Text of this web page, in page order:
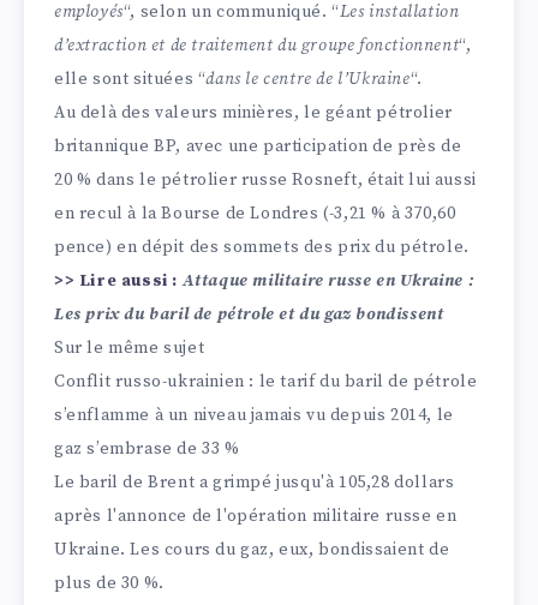
employés“, selon un communiqué. “Les installation
d’extraction et de traitement du groupe fonctionnent“,
elle sont situées “dans le centre de l’Ukraine“.
Au delà des valeurs minières, le géant pétrolier
britannique BP, avec une participation de près de
20 % dans le pétrolier russe Rosneft, était lui aussi
en recul à la Bourse de Londres (-3,21 % à 370,60
pence) en dépit des sommets des prix du pétrole.
>> Lire aussi :Attaque militaire russe en Ukraine :
Les prix du baril de pétrole et du gaz bondissent
Sur le même sujet
Conflit russo-ukrainien : le tarif du baril de pétrole
s’enflamme à un niveau jamais vu depuis 2014, le
gaz s’embrase de 33 %
Le baril de Brent a grimpé jusqu'à 105,28 dollars
après l'annonce de l'opération militaire russe en
Ukraine. Les cours du gaz, eux, bondissaient de
plus de 30 %.